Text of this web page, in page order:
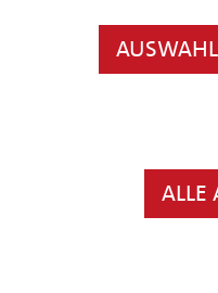
ALLE
Jahre Liebfrauenkirche mit
die Festwoche
am 23.8. und
Gemeindefest am 29.8.26.
zur 75-Jahr-